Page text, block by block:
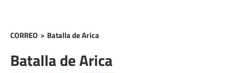
CORREO > Batalla de Arica
Batalla de Arica